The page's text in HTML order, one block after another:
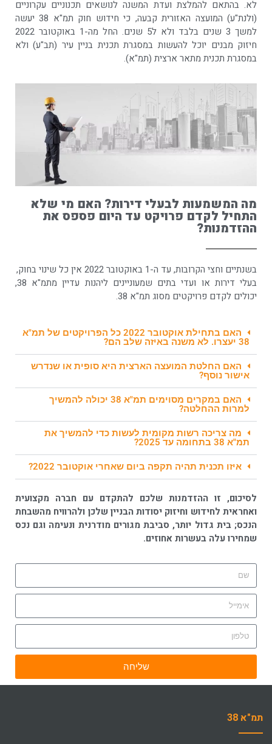
לא. בהתאם להמלצת ועדת המשנה לנושאים תכנוניים עקרוניים
(ולנת"ע) המועצה האזורית קבעה, כי חידוש חוק תמ"א 38 יעשה
למשך 3 שנים בלבד ולא ל5 שנים. החל מה-1 באוקטובר 2022
חיזוק מבנים יוכל להעשות במסגרת תכנית בניין עיר (תב"ע) ולא
במסגרת תכנית מתאר ארצית (תמ"א).
מה המשמעות לבעלי דירות? האם מי שלא
התחיל לקדם פרויקט עד היום פספס את
ההזדמנות?
בשנתיים וחצי הקרובות, עד ה-1 באוקטובר 2022 אין כל שינוי בחוק,
בעלי דירות או ועדי בתים שמעוניינים ליהנות עדיין מתמ"א 38,
יכולים לקדם פרויקטים מסוג תמ"א 38.
האם בתחילת אוקטובר 2022 כל הפרויקטים של תמ"א
38 יעצרו. לא משנה באיזה שלב הם?
האם החלטת המועצה הארצית היא סופית או שנדרש
אישור נוסף?
האם במקרים מסוימים תמ"א 38 יכולה להמשיך
למרות ההחלטה?
מה צריכה רשות מקומית לעשות כדי להמשיך את
תמ"א 38 בתחומה עד 2025?
איזו תכנית תהיה תקפה ביום שאחרי אוקטובר 2022?
לסיכום, זו ההזדמנות שלכם להתקדם עם חברה מקצועית
ואחראית לחידוש וחיזוק יסודות הבניין שלכן ולהרוויח מהשבחת
הנכס; בית גדול יותר, סביבת מגורים מודרנית ונעימה וגם נכס
שמחירו עלה בעשרות אחוזים.
שליחה
תמ"א 38